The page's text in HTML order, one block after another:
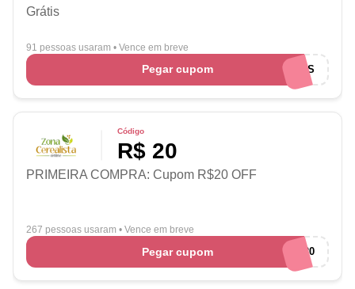
Grátis
91 pessoas usaram • Vence em breve
Pegar cupom EUAMOCUPONS
Código
R$ 20
PRIMEIRA COMPRA: Cupom R$20 OFF
267 pessoas usaram • Vence em breve
Pegar cupom PRIMEIRA20